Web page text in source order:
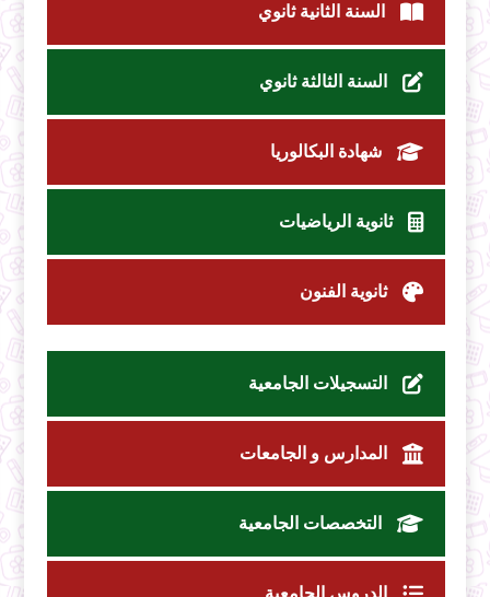
السنة الثانية ثانوي
السنة الثالثة ثانوي
شهادة البكالوريا
ثانوية الرياضيات
ثانوية الفنون
التسجيلات الجامعية
المدارس و الجامعات
التخصصات الجامعية
الدروس الجامعية